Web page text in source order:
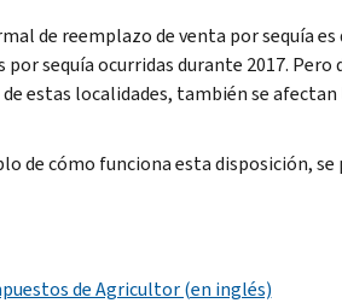
de reemplazo de venta por sequía
sequía ocurridas durante 2017.
estas localidades, también se
de cómo funciona esta disposición,
de Agricultor (en inglés)